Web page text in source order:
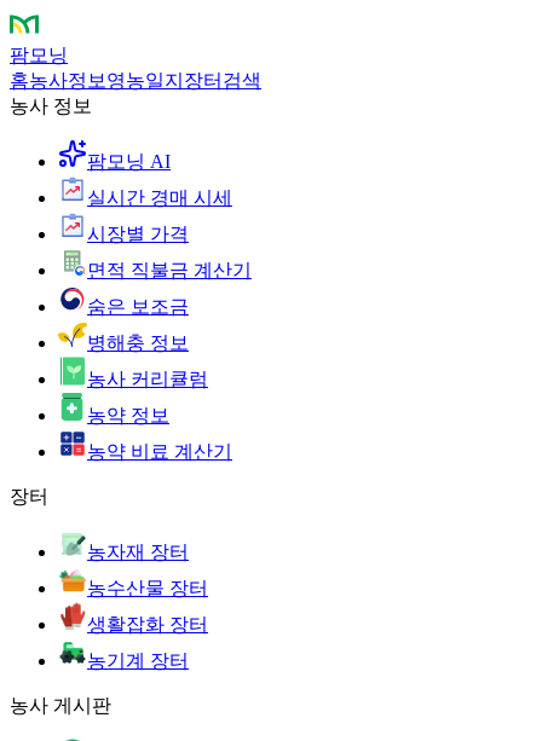
팜모닝
홈농사정보 영농일지 장터 검색
농사 정보
팜모닝 AI
실시간 경매 시세
시장별 가격
면적 직불금 계산기
숨은 보조금
병해충 정보
농사 커리큘럼
농약 정보
농약 비료 계산기
장터
농자재 장터
농수산물 장터
생활잡화 장터
농기계 장터
농사 게시판